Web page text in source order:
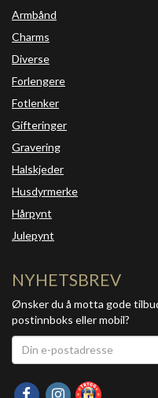
Armbånd
Charms
Diverse
Forlengere
Fotlenker
Gifteringer
Gravering
Halskjeder
Husdyrmerke
Hårpynt
Julepynt
NYHETSBREV
Ønsker du å motta gode
postinnboks eller mobil?